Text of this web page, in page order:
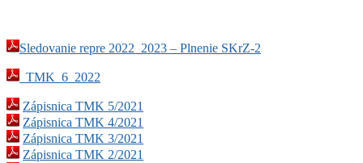
Sledovanie repre 2022_2023 – Plnenie SKrZ-2
TMK_6_2022
Zápisnica TMK 5/2021
Zápisnica TMK 4/2021
Zápisnica TMK 3/2021
Zápisnica TMK 2/2021